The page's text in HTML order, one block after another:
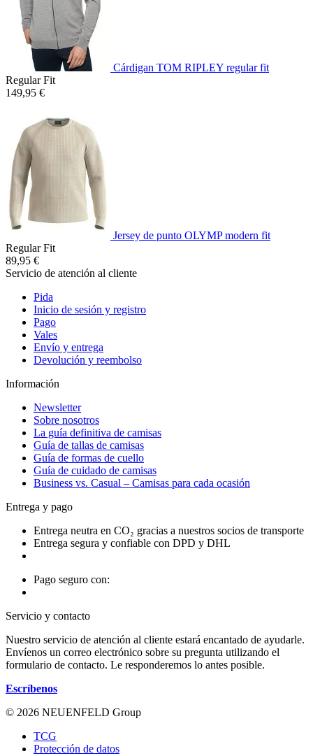
Cárdigan TOM RIPLEY regular fit
Regular Fit
149,95 €
Jersey de punto OLYMP modern fit
Regular Fit
89,95 €
Servicio de atención al cliente
Pida
Inicio de sesión y registro
Pago
Vales
Envío y entrega
Devolución y reembolso
Información
Newsletter
Sobre nosotros
La guía definitiva de camisas
Guía de tallas de camisas
Guía de formas de cuello
Guía de cuidado de camisas
Business vs. Casual – Camisas para cada ocasión
Entrega y pago
Entrega neutra en CO₂ gracias a nuestros socios de transporte
Entrega segura y confiable con DPD y DHL
Pago seguro con:
Servicio y contacto
Nuestro servicio de atención al cliente estará encantado de ayudarle.
Envíenos un correo electrónico sobre su pregunta utilizando el
formulario de contacto. Le responderemos lo antes posible.
Escríbenos
© 2026 NEUENFELD Group
TCG
Protección de datos